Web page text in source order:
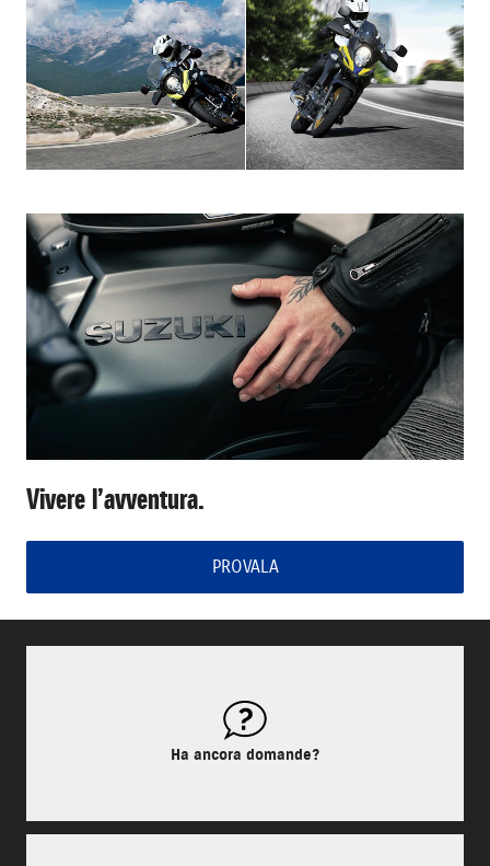
Vivere l’avventura.
PROVALA
Ha ancora domande?